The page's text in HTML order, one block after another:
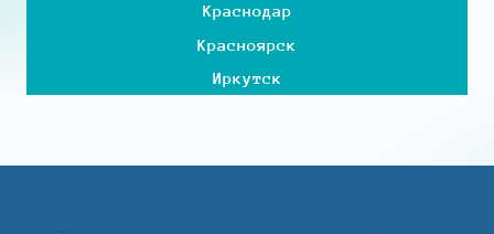
Краснодар
Красноярск
Иркутск